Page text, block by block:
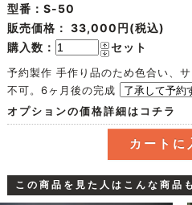
型番：S-50
販売価格： 33,000円(税込)
購入数：
セット
予約製作 手作り品のため色合い、
不可。6ヶ月後の完成
オプションの価格詳細はコチラ
この商品を見た人はこんな商品